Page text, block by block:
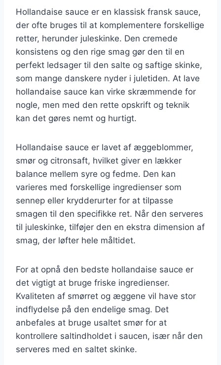
Hollandaise sauce er en klassisk fransk sauce,
der ofte bruges til at komplementere forskellige
retter, herunder juleskinke. Den cremede
konsistens og den rige smag gør den til en
perfekt ledsager til den salte og saftige skinke,
som mange danskere nyder i juletiden. At lave
hollandaise sauce kan virke skræmmende for
nogle, men med den rette opskrift og teknik
kan det gøres nemt og hurtigt.
Hollandaise sauce er lavet af æggeblommer,
smør og citronsaft, hvilket giver en lækker
balance mellem syre og fedme. Den kan
varieres med forskellige ingredienser som
sennep eller krydderurter for at tilpasse
smagen til den specifikke ret. Når den serveres
til juleskinke, tilføjer den en ekstra dimension af
smag, der løfter hele måltidet.
For at opnå den bedste hollandaise sauce er
det vigtigt at bruge friske ingredienser.
Kvaliteten af smørret og æggene vil have stor
indflydelse på den endelige smag. Det
anbefales at bruge usaltet smør for at
kontrollere saltindholdet i saucen, især når den
serveres med en saltet skinke.